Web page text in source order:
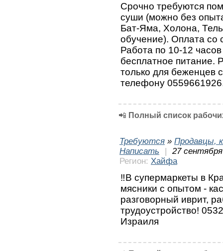
Срочно требуются
суши (можно без
Бат-Яма, Холона,
обучение). Оплата со
Работа по 10-12
бесплатное питание.
только для беженцев
телефону
📲 Полный список
Требуются » Продавцы,
Написать
|
27
Регион: Хайфа
‼️В супермаркеты в
мясники с опытом -
разговорный иврит,
трудоустройство!
Израиля